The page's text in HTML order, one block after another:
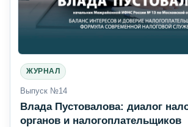
ЖУРНАЛ
Выпуск №14
Влада Пустовалова: диалог
органов и налогоплательщиков